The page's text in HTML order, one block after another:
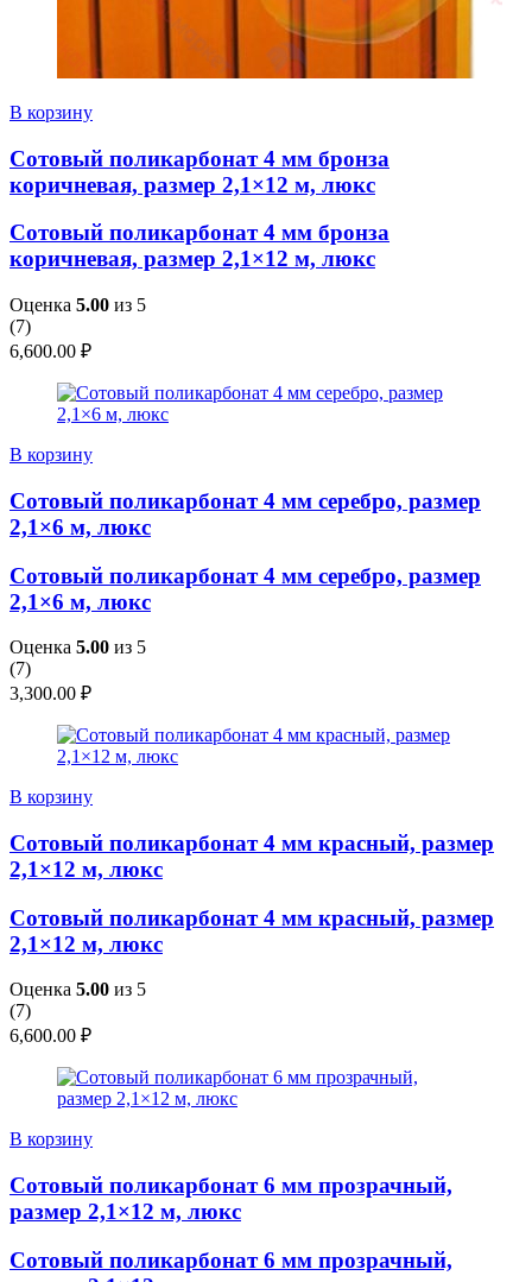
В корзину
Сотовый поликарбонат 4 мм бронза
коричневая, размер 2,1×12 м, люкс
Сотовый поликарбонат 4 мм бронза
коричневая, размер 2,1×12 м, люкс
Оценка 5.00 из 5
(7)
6,600.00 ₽
В корзину
Сотовый поликарбонат 4 мм серебро, размер
2,1×6 м, люкс
Сотовый поликарбонат 4 мм серебро, размер
2,1×6 м, люкс
Оценка 5.00 из 5
(7)
3,300.00 ₽
В корзину
Сотовый поликарбонат 4 мм красный, размер
2,1×12 м, люкс
Сотовый поликарбонат 4 мм красный, размер
2,1×12 м, люкс
Оценка 5.00 из 5
(7)
6,600.00 ₽
В корзину
Сотовый поликарбонат 6 мм прозрачный,
размер 2,1×12 м, люкс
Сотовый поликарбонат 6 мм прозрачный,